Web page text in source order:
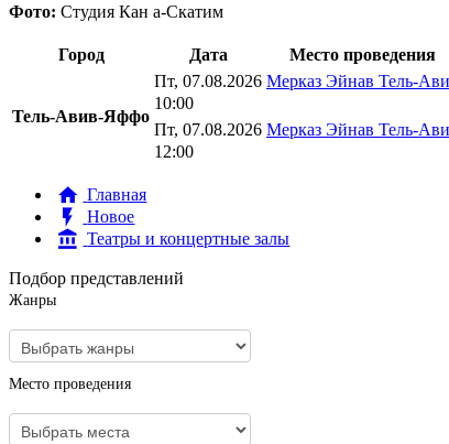
Фото: Студия Кан а-Скатим
Город Дата Место проведения
Тель-Авив-Яффо
Пт, 07.08.2026
10:00
Мерказ Эйнав Тель-
Пт, 07.08.2026
12:00
Мерказ Эйнав Тель-
Главная
Новое
Театры и концертные залы
Подбор представлений
Жанры
Место проведения